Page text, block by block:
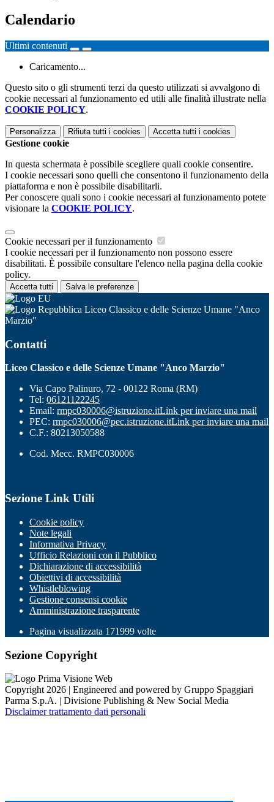
Calendario
Ultimi contenuti
Caricamento...
Questo sito o gli strumenti terzi da questo utilizzati si avvalgono di
cookie necessari al funzionamento ed utili alle finalità illustrate nella
COOKIE POLICY.
Personalizza Rifiuta tutti i cookies Accetta tutti i cookies
Gestione cookie
In questa schermata è possibile scegliere quali cookie consentire.
I cookie necessari sono quelli che consentono il funzionamento della
piattaforma e non è possibile disabilitarli.
Per conoscere quali sono i cookie necessari al funzionamento potete
visionare la COOKIE POLICY.
Cookie necessari per il funzionamento
I cookie necessari per il funzionamento non possono essere
disabilitati. È possibile consultare l'elenco nella pagina della cookie
policy.
Accetta tutti Salva le preferenze
Liceo Classico e delle Scienze Umane "Anco
Marzio"
Contatti
Liceo Classico e delle Scienze Umane "Anco Marzio"
Via Capo Palinuro, 72 - 00122 Roma (RM)
Tel: 06121122245
Email: rmpc030006@istruzione.itLink per inviare una mail
PEC: rmpc030006@pec.istruzione.itLink per inviare una mail
C.F.: 80213050588
Cod. Mecc. RMPC030006
Sezione Link Utili
Cookie policy
Note legali
Informativa Privacy
Ufficio Relazioni con il Pubblico
Dichiarazione di accessibilità
Obiettivi di accessibilità
Whistleblowing
Gestione consensi cookie
Amministrazione trasparente
Pagina visualizzata 171999 volte
Sezione Copyright
Copyright 2026 | Engineered and powered by Gruppo Spaggiari
Parma S.p.A. | Divisione Publishing & New Social Media
Disclaimer trattamento dati personali